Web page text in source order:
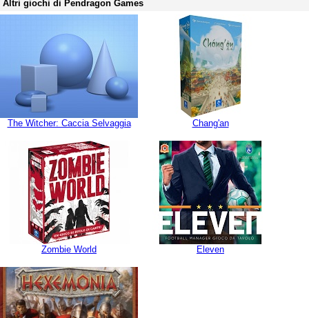
Altri giochi di Pendragon Games
The Witcher: Caccia Selvaggia Chang'an
Zombie World Eleven